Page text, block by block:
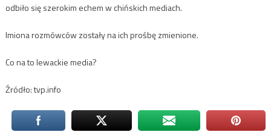
odbiło się szerokim echem w chińskich mediach.
Imiona rozmówców zostały na ich prośbę zmienione.
Co na to lewackie media?
Źródło: tvp.info